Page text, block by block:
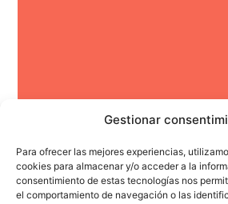
Gestionar
Para ofrecer las mejores experiencias,
cookies para almacenar y/o acceder a la
consentimiento de estas tecnologías nos
el comportamiento de navegación o las
¿Hay filosofía
nevera?